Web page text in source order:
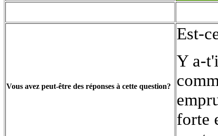
Vous avez peut-être des réponses à cette question?
Est-
Y a-
forte